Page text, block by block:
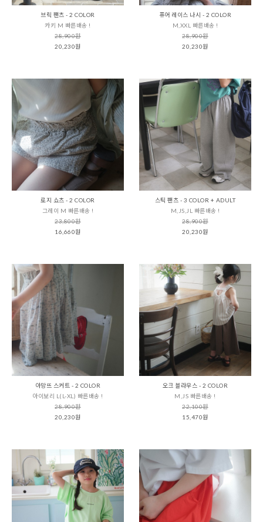
브릭 팬츠 - 2 COLOR
카키 M 빠른배송 !
28,900원
20,230원
퓨어 레이스 나시 - 2 COLOR
M,XXL 빠른배송 !
28,900원
20,230원
로지 쇼츠 - 2 COLOR
그레이 M 빠른배송 !
23,800원
16,660원
스틱 팬츠 - 3 COLOR + ADULT
M,JS,JL 빠른배송 !
28,900원
20,230원
아망뜨 스커트 - 2 COLOR
아이보리 L(L-XL) 빠른배송 !
28,900원
20,230원
오크 블라우스 - 2 COLOR
M,JS 빠른배송 !
22,100원
15,470원